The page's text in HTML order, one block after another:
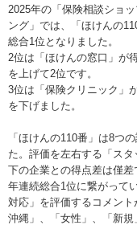
2025年の「保険相談ショ
ング」では、「ほけんの
総合1位となりました。
2位は「ほけんの窓口」が
を上げて2位です。
3位は「保険クリニック」
を下げました。
「ほけんの110番」は8つ
た。評価を左右する「ス
下の企業との得点差は僅
年連続総合1位に繋がって
対応」を評価するコメント
沖縄」、「女性」、「新規